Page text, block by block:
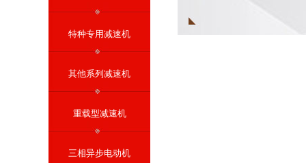
特种专用减速机
其他系列减速机
重载型减速机
三相异步电动机